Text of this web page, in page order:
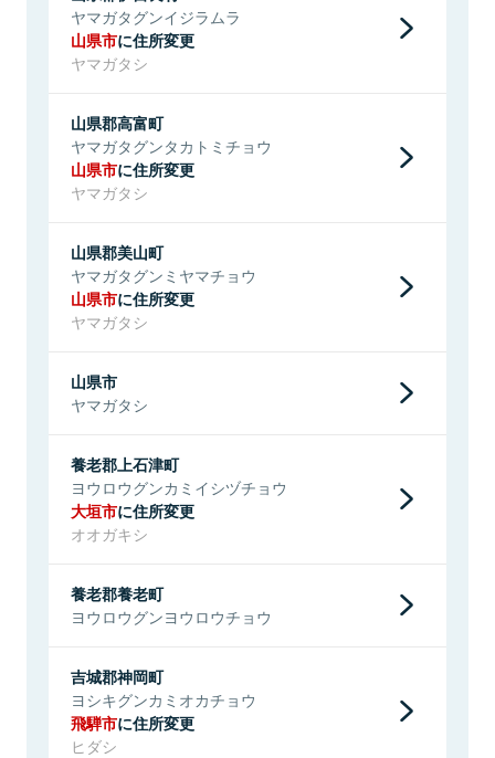
ヤマガタグンイジラムラ
山県市に住所変更
ヤマガタシ
山県郡高富町
ヤマガタグンタカトミチョウ
山県市に住所変更
ヤマガタシ
山県郡美山町
ヤマガタグンミヤマチョウ
山県市に住所変更
ヤマガタシ
山県市
ヤマガタシ
養老郡上石津町
ヨウロウグンカミイシヅチョウ
大垣市に住所変更
オオガキシ
養老郡養老町
ヨウロウグンヨウロウチョウ
吉城郡神岡町
ヨシキグンカミオカチョウ
飛騨市に住所変更
ヒダシ